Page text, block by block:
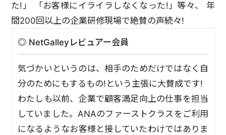
た!」 「お客様にイライラしなくなった!」等々、 年
間200回以上の企業研修現場で絶賛の声続々!
◎ NetGalleyレビュアー会員
気づかいというのは、相手のためだけではなく自
分のためにもするもの!という主張に大賛成です!
わたしも以前、企業で顧客満足向上の仕事を担当
していました。ANAのファーストクラスをご利用
になるようなお客様と接していたわけではありま